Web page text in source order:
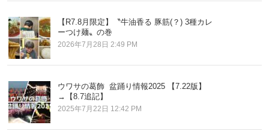
【R7.8月限定】〝牛油香る 豚筋(？) 3種カレ
ーつけ麺〟の巻
2026年7月28日 2:49 PM
ウワサの葛飾 盆踊り情報2025 【7.22版】
→【8.7追記】
2025年7月22日 12:42 PM